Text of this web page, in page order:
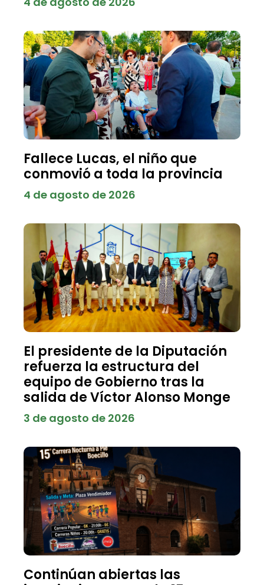
Fallece Lucas, el niño que
conmovió a toda la provincia
4 de agosto de 2026
El presidente de la Diputación
refuerza la estructura del
equipo de Gobierno tras la
salida de Víctor Alonso Monge
3 de agosto de 2026
Continúan abiertas las